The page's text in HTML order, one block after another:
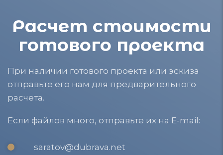
Расчет стоимости
готового проекта
При наличии готового проекта или эскиза
отправьте его нам для предварительного
расчета.
Если файлов много, отправьте их на E-mail:
saratov@dubrava.net